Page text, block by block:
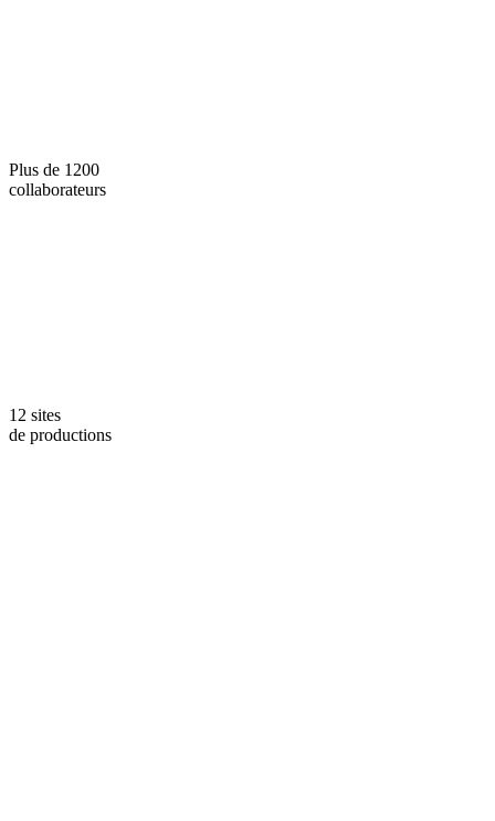
Plus de 1200
collaborateurs
12 sites
de productions